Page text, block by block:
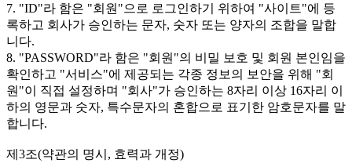
7. "ID"라 함은 "회원"으로 로그인하기 위하여 "사이트"에 등
록하고 회사가 승인하는 문자, 숫자 또는 양자의 조합을 말합
니다.
8. "PASSWORD"라 함은 "회원"의 비밀 보호 및 회원 본인임을
확인하고 "서비스"에 제공되는 각종 정보의 보안을 위해 "회
원"이 직접 설정하며 "회사"가 승인하는 8자리 이상 16자리 이
하의 영문과 숫자, 특수문자의 혼합으로 표기한 암호문자를 말
합니다.
제3조(약관의 명시, 효력과 개정)